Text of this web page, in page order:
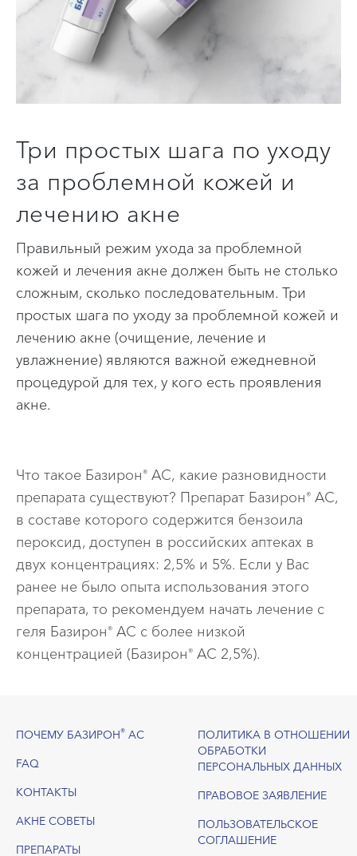
Три простых шага по уходу
за проблемной кожей и
лечению акне
Правильный режим ухода за проблемной
кожей и лечения акне должен быть не столько
сложным, сколько последовательным. Три
простых шага по уходу за проблемной кожей и
лечению акне (очищение, лечение и
увлажнение) являются важной ежедневной
процедурой для тех, у кого есть проявления
акне.
Что такое Базирон® АС, какие разновидности
препарата существуют? Препарат Базирон® АС,
в составе которого содержится бензоила
пероксид, доступен в российских аптеках в
двух концентрациях: 2,5% и 5%. Если у Вас
ранее не было опыта использования этого
препарата, то рекомендуем начать лечение с
геля Базирон® АС с более низкой
концентрацией (Базирон® АС 2,5%).
Footer
ПОЧЕМУ БАЗИРОН® АС
FAQ
КОНТАКТЫ
АКНЕ СОВЕТЫ
ПРЕПАРАТЫ
ПОЛИТИКА В ОТНОШЕНИИ
ОБРАБОТКИ
ПЕРСОНАЛЬНЫХ ДАННЫХ
ПРАВОВОЕ ЗАЯВЛЕНИЕ
ПОЛЬЗОВАТЕЛЬСКОЕ
СОГЛАШЕНИЕ